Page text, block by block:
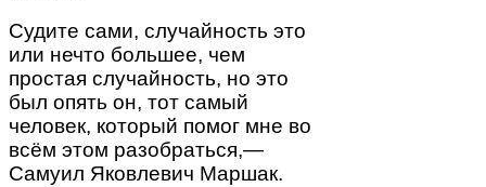
Судите сами, случайность это
или нечто большее, чем
простая случайность, но это
был опять он, тот самый
человек, который помог мне во
всём этом разобраться,—
Самуил Яковлевич Маршак.